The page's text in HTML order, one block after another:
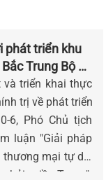
phát triển khu
Trung Bộ và
và triển khai thực
trị về phát triển
6, Phó Chủ tịch
luận "Giải pháp
mại tự do,
hải miền Trung".